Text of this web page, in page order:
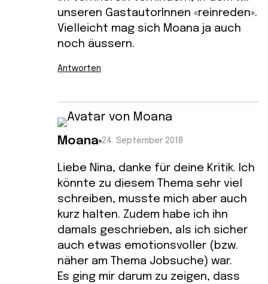
unseren GastautorInnen «reinreden».
Vielleicht mag sich Moana ja auch
noch äussern.
Antworten
Moana 24. September 2018
Liebe Nina, danke für deine Kritik. Ich
könnte zu diesem Thema sehr viel
schreiben, musste mich aber auch
kurz halten. Zudem habe ich ihn
damals geschrieben, als ich sicher
auch etwas emotionsvoller (bzw.
näher am Thema Jobsuche) war.
Es ging mir darum zu zeigen, dass